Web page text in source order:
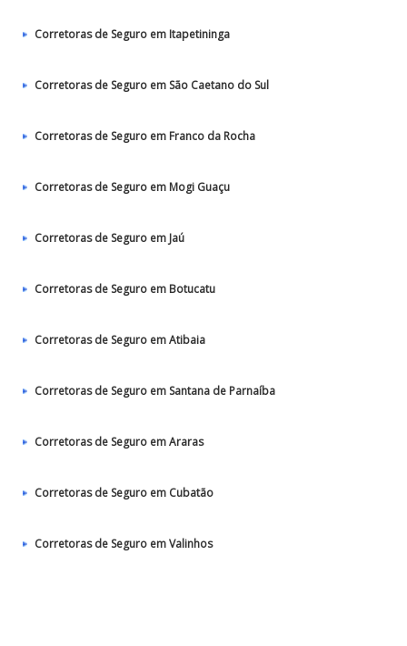
Corretoras de Seguro em Itapetininga
Corretoras de Seguro em São Caetano do Sul
Corretoras de Seguro em Franco da Rocha
Corretoras de Seguro em Mogi Guaçu
Corretoras de Seguro em Jaú
Corretoras de Seguro em Botucatu
Corretoras de Seguro em Atibaia
Corretoras de Seguro em Santana de Parnaíba
Corretoras de Seguro em Araras
Corretoras de Seguro em Cubatão
Corretoras de Seguro em Valinhos